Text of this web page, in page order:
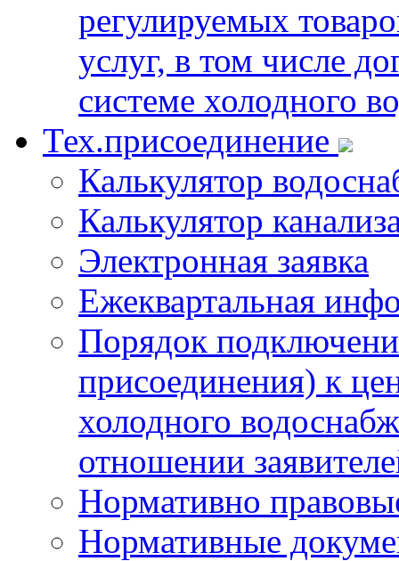
регулируемых
услуг, в том числе
системе холодного
Тех.присоединение
Калькулятор
Калькулятор
Электронная заявка
Ежеквартальная
Порядок
присоединения) к
холодного
отношении
Нормативно
Нормативные